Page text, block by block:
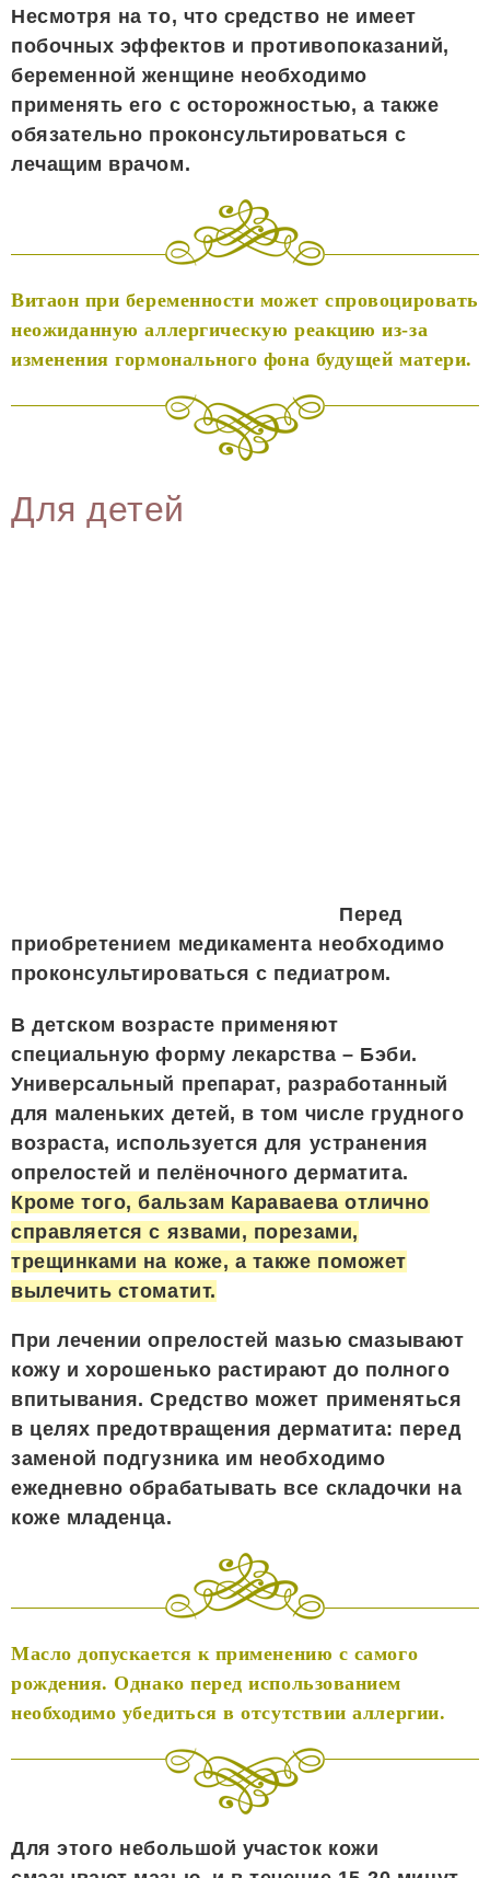
Несмотря на то, что средство не имеет
побочных эффектов и противопоказаний,
беременной женщине необходимо
применять его с осторожностью, а также
обязательно проконсультироваться с
лечащим врачом.
Витаон при беременности может спровоцировать
неожиданную аллергическую реакцию из-за
изменения гормонального фона будущей матери.
Для детей
Перед
приобретением медикамента необходимо
проконсультироваться с педиатром.
В детском возрасте применяют
специальную форму лекарства – Бэби.
Универсальный препарат, разработанный
для маленьких детей, в том числе грудного
возраста, используется для устранения
опрелостей и пелёночного дерматита.
Кроме того, бальзам Караваева отлично
справляется с язвами, порезами,
трещинками на коже, а также поможет
вылечить стоматит.
При лечении опрелостей мазью смазывают
кожу и хорошенько растирают до полного
впитывания. Средство может применяться
в целях предотвращения дерматита: перед
заменой подгузника им необходимо
ежедневно обрабатывать все складочки на
коже младенца.
Масло допускается к применению с самого
рождения. Однако перед использованием
необходимо убедиться в отсутствии аллергии.
Для этого небольшой участок кожи